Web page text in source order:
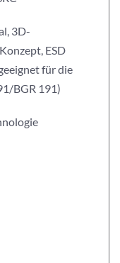
3D-
ESD
für die
BGR 191)